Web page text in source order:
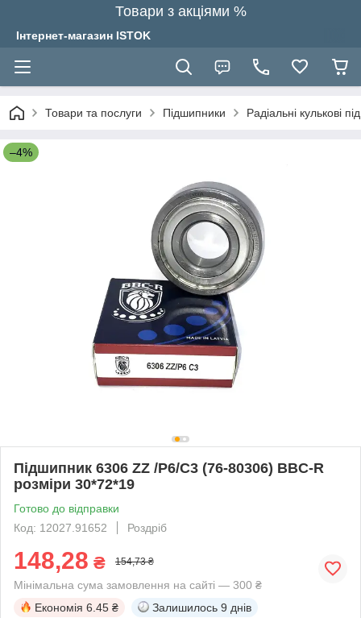
Товари з акціями %
Інтернет-магазин ISTOK
Товари та послуги Підшипники Радіальні кулькові
–4%
Підшипник 6306 ZZ /P6/C3 (76-80306) BBC-R
розміри 30*72*19
Готово до відправки
Код: 12027.91652
Роздріб
148,28 ₴ 154,73 ₴
Мінімальна сума замовлення на сайті — 300 ₴
Економія 6.45 ₴ Залишилось 9 днів